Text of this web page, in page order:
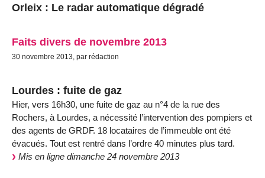
Orleix : Le radar automatique dégradé
Faits divers de novembre 2013
30 novembre 2013, par rédaction
Lourdes : fuite de gaz
Hier, vers 16h30, une fuite de gaz au n°4 de la rue des
Rochers, à Lourdes, a nécessité l’intervention des pompiers et
des agents de GRDF. 18 locataires de l’immeuble ont été
évacués. Tout est rentré dans l’ordre 40 minutes plus tard.
Mis en ligne dimanche 24 novembre 2013